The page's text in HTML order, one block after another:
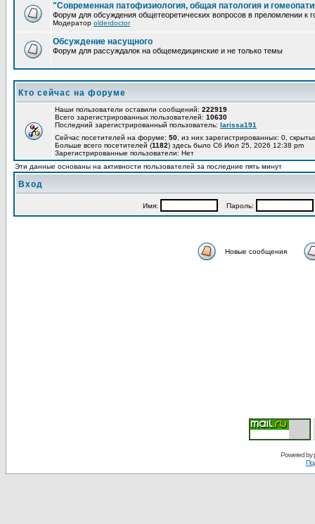
"Современная патофизиология, общая патология и
Форум для обсуждения общетеоретических вопросов в преломлении к
Модератор olderdoctor
Обсуждение насущного
Форум для рассуждалок на общемедицинские и не только темы
Кто сейчас на форуме
Наши пользователи оставили сообщений: 222919
Всего зарегистрированных пользователей: 10630
Последний зарегистрированный пользователь: larissa191
Сейчас посетителей на форуме: 50 , из них зарегистрированных: 0,
Больше всего посетителей (1182) здесь было Сб Июл 25, 2026 12:38 pm
Зарегистрированные пользователи: Нет
Эти данные основаны на активности пользователей за последние пять минут
Вход
Имя: Пароль:
Новые сообщения
Powered by